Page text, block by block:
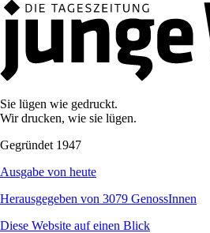
Sie lügen wie gedruckt.
Wir drucken, wie sie lügen.
Gegründet 1947
Ausgabe von heute
Herausgegeben von 3079 GenossInnen
Diese Website auf einen Blick